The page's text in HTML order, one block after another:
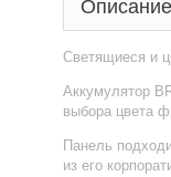
Описание
Светящиеся и
Аккумулятор
выбора цвета
Панель
из его